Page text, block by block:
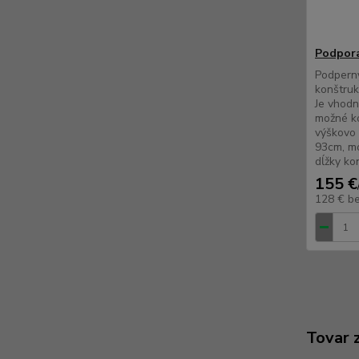
Je
možné
93cm,
dĺžky
155 €
128 €
Tovar